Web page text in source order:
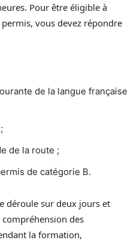
Pour être éligible à
vous devez répondre
de la langue française
de la route ;
de catégorie B.
déroule sur deux jours et
des
la formation,